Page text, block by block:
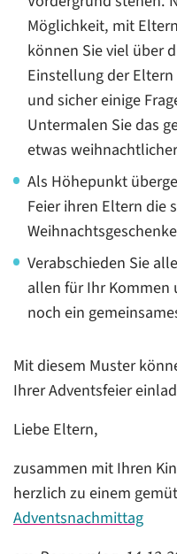
Möglichkeit, mit
können Sie viel über
Einstellung der
und sicher einige
Untermalen Sie das
etwas
Als Höhepunkt
Feier ihren Eltern die
Verabschieden Sie
allen für Ihr Kommen
noch ein
Mit diesem Muster
Ihrer Adventsfeier
Liebe Eltern,
zusammen mit Ihren
herzlich zu einem
Adventsnachmittag